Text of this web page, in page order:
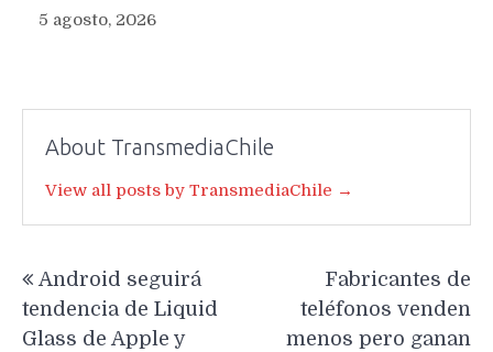
5 agosto, 2026
About TransmediaChile
View all posts by TransmediaChile →
de
entradas
Android seguirá
tendencia de Liquid
Glass de Apple y
Fabricantes de
teléfonos venden
menos pero ganan